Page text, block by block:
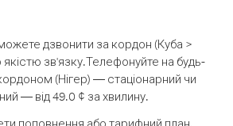
дзвонити за кордон (Куба >
зв'язку.Телефонуйте на будь-
(Нігер) — стаціонарний чи
— від 49.0 ¢ за хвилину.